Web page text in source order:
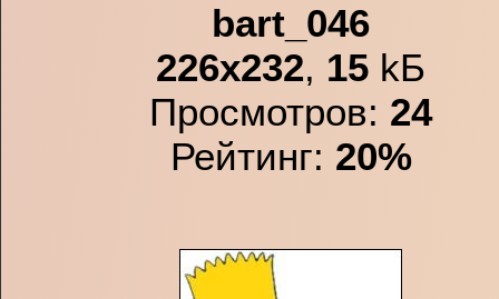
bart_046
226x232, 15 kБ
Просмотров: 24
Рейтинг: 20%